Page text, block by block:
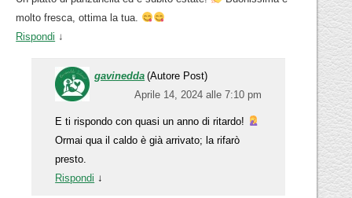
molto fresca, ottima la tua.
Rispondi ↓
gavinedda (Autore Post)
Aprile 14, 2024 alle 7:10 pm
E ti rispondo con quasi un anno di ritardo!
Ormai qua il caldo è già arrivato; la rifarò
presto.
Rispondi ↓